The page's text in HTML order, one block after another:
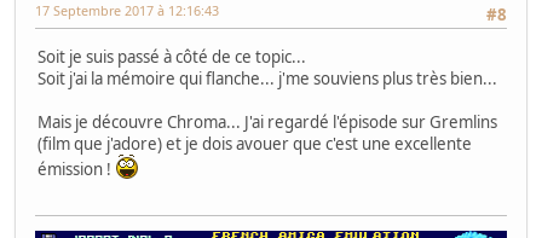
#8
17 Septembre 2017 à 12:16:43
Soit je suis passé à côté de ce topic...
Soit j'ai la mémoire qui flanche... j'me souviens plus très bien...
Mais je découvre Chroma... J'ai regardé l'épisode sur Gremlins
(film que j'adore) et je dois avouer que c'est une excellente
émission !